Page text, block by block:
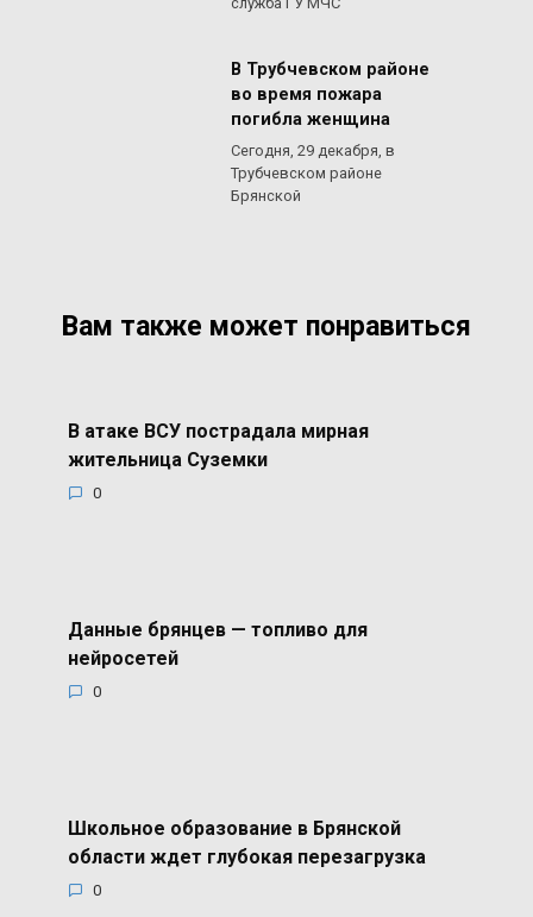
В Трубчевском районе
во время пожара
погибла женщина
Сегодня, 29 декабря, в
Трубчевском районе
Брянской
Вам также может понравиться
В атаке ВСУ пострадала мирная
жительница Суземки
0
Данные брянцев — топливо для
нейросетей
0
Школьное образование в Брянской
области ждет глубокая перезагрузка
0